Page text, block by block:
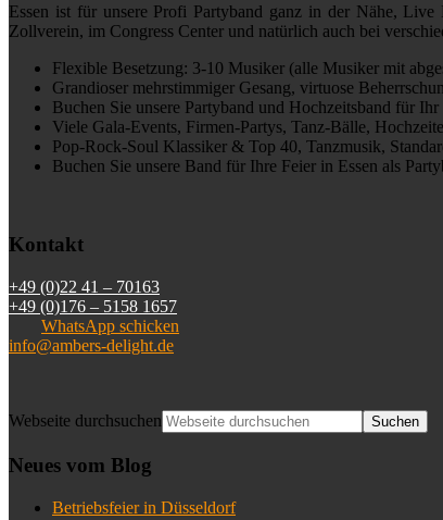
Essen ist für unsere Profi Partyband ganz in der Nähe,
Zollverein, im Congress Center und natürlich auch bei
Flexible Besetzung: 3-10 Musiker (alle Musiker mit
Grandioser mehrstimmiger Gesang, virtuose
Buchen Sie unsere Partyband und Hochzeitsband für Ihr
Viele Gala-Events, Firmen-Partys, Tanz-Bälle,
Pop-Rock-Soul Klassiker & Top 40, Tanzmusik,
Buchen Sie unsere Band für Ihre Feier in Essen als
Kontakt
+49 (0)22 41 – 70163
+49 (0)176 – 5158 1657
WhatsApp schicken
info@ambers-delight.de
Webseite durchsuchen
Neues vom Blog
Betriebsfeier in Düsseldorf